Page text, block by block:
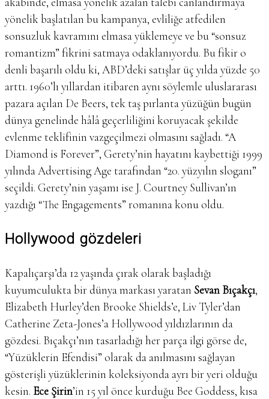
yönelik başlatılan bu kampanya, evliliğe atfedilen
sonsuzluk kavramını elmasa yüklemeye ve bu “sonsuz
romantizm” fikrini satmaya odaklanıyordu. Bu fikir o
denli başarılı oldu ki, ABD’deki satışlar üç yılda yüzde 50
arttı. 1960’lı yıllardan itibaren aynı söylemle uluslararası
pazara açılan De Beers, tek taş pırlanta yüzüğün bugün
dünya genelinde hâlâ geçerliliğini koruyacak şekilde
evlenme teklifinin vazgeçilmezi olmasını sağladı. “A
Diamond is Forever”, Gerety’nin hayatını kaybettiği 1999
yılında Advertising Age tarafından “20. yüzyılın sloganı”
seçildi. Gerety’nin yaşamı ise J. Courtney Sullivan’ın
yazdığı “The Engagements” romanına konu oldu.
Hollywood gözdeleri
Kapalıçarşı’da 12 yaşında çırak olarak başladığı
kuyumculukta bir dünya markası yaratan Sevan Bıçakçı,
Elizabeth Hurley’den Brooke Shields’e, Liv Tyler’dan
Catherine Zeta-Jones’a Hollywood yıldızlarının da
gözdesi. Bıçakçı’nın tasarladığı her parça ilgi görse de,
“Yüzüklerin Efendisi” olarak da anılmasını sağlayan
gösterişli yüzüklerinin koleksiyonda ayrı bir yeri olduğu
kesin. Ece Şirin’in 15 yıl önce kurduğu Bee Goddess, kısa